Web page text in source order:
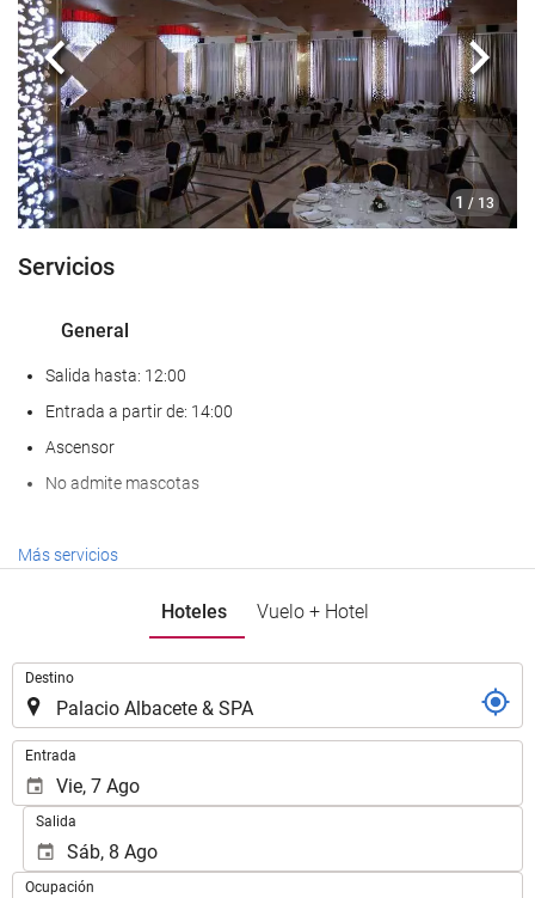
1 / 13
Anterior
Servicios
General
Salida hasta: 12:00
Entrada a partir de: 14:00
Ascensor
No admite mascotas
Bienestar
Gimnasio
Comida y bebida
Cafetera en zonas comunes
Servicios de recepción
Más servicios
Hoteles Vuelo + Hotel
Destino
Entrada
Salida
Ocupación
Ocupación